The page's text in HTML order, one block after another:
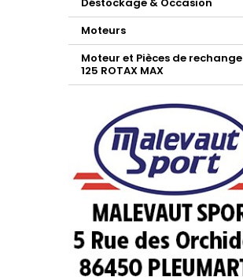
Moteurs
Moteur et Pièces de rechange
125 ROTAX MAX